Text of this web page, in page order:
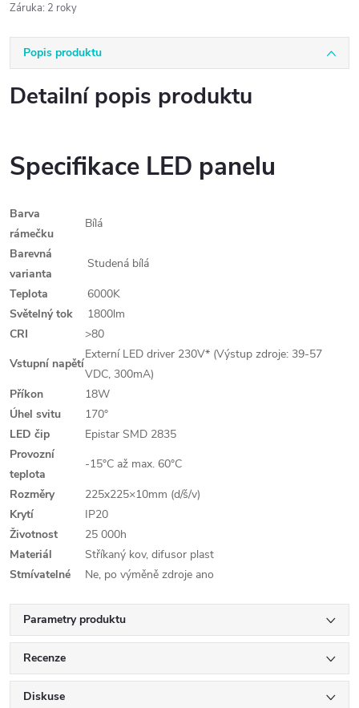
Záruka: 2 roky
Popis produktu
Detailní popis produktu
Specifikace LED panelu
Barva
rámečku
Bílá
Barevná
varianta
Studená bílá
Teplota
6000K
Světelný tok
1800lm
CRI
>80
Vstupní napětí
Externí LED driver 230V* (Výstup zdroje: 39-57
VDC, 300mA)
Příkon
18W
Úhel svitu
170°
LED čip
Epistar SMD 2835
Provozní
teplota
-15°C až max. 60°C
Rozměry
225x225×10mm (d/š/v)
Krytí
IP20
Životnost
25 000h
Materiál
Stříkaný kov, difusor plast
Stmívatelné
Ne, po výměně zdroje ano
Parametry produktu
Recenze
Diskuse